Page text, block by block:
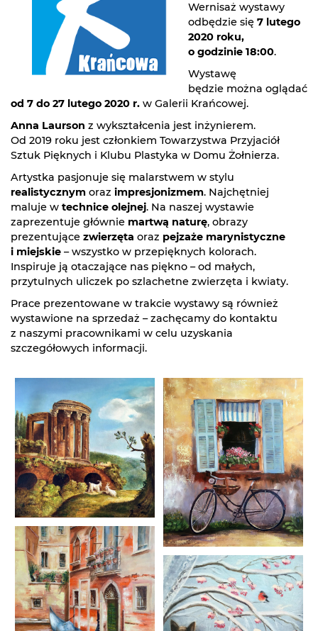
Wernisaż wystawy
odbędzie się 7 lutego
2020 roku,
o godzinie 18:00.
Wystawę
będzie można oglądać
od 7 do 27 lutego 2020 r. w Galerii Krańcowej.
Anna Laurson z wykształcenia jest inżynierem.
Od 2019 roku jest członkiem Towarzystwa Przyjaciół
Sztuk Pięknych i Klubu Plastyka w Domu Żołnierza.
Artystka pasjonuje się malarstwem w stylu
realistycznym oraz impresjonizmem. Najchętniej
maluje w technice olejnej. Na naszej wystawie
zaprezentuje głównie martwą naturę, obrazy
prezentujące zwierzęta oraz pejzaże marynistyczne
i miejskie – wszystko w przepięknych kolorach.
Inspiruje ją otaczające nas piękno – od małych,
przytulnych uliczek po szlachetne zwierzęta i kwiaty.
Prace prezentowane w trakcie wystawy są również
wystawione na sprzedaż – zachęcamy do kontaktu
z naszymi pracownikami w celu uzyskania
szczegółowych informacji.